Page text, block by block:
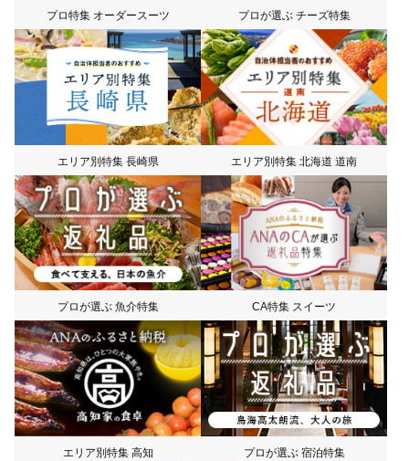
プロ特集 オーダースーツ プロが選ぶ チーズ特集
エリア別特集 長崎県 エリア別特集 北海道 道南
プロが選ぶ 魚介特集 CA特集 スイーツ
エリア別特集 高知 プロが選ぶ 宿泊特集